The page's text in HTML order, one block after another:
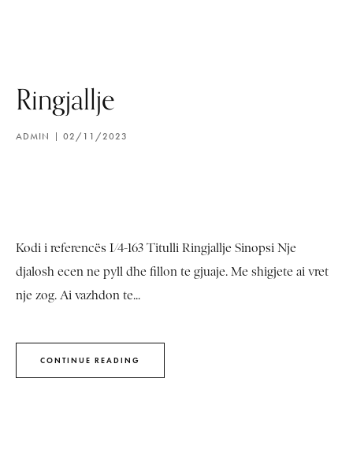
Ringjallje
ADMIN 02/11/2023
Kodi i referencës I/4-163 Titulli Ringjallje Sinopsi Nje
djalosh ecen ne pyll dhe fillon te gjuaje. Me shigjete ai vret
nje zog. Ai vazhdon te...
CONTINUE READING